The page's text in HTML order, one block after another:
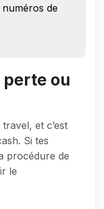
de
perte ou
et c’est
Si tes
procédure de
le